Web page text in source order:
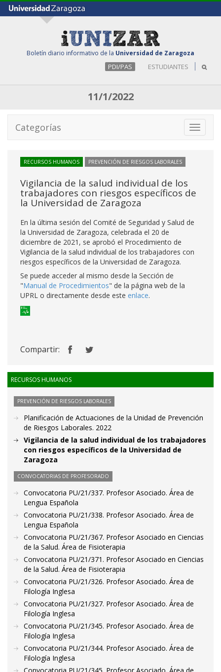
Boletín diario informativo de la Universidad de Zaragoza
PDI/PAS ESTUDIANTES
11/1/2022
Toggle
Categorías
RECURSOS HUMANOS PREVENCIÓN DE RIESGOS LABORALES
Vigilancia de la salud individual de los
trabajadores con riesgos específicos de
la Universidad de Zaragoza
En la última sesión del Comité de Seguridad y Salud de
la Universidad de Zaragoza, celebrada el 20 de
diciembre de 2021, se aprobó el Procedimiento de
Vigilancia de la salud individual de los trabajadores con
riesgos específicos de la Universidad de Zaragoza.
Se puede acceder al mismo desde la Sección de
"Manual de Procedimientos" de la página web de la
UPRL o directamente desde este enlace.
Compartir:
RECURSOS HUMANOS
PREVENCIÓN DE RIESGOS LABORALES
Planificación de Actuaciones de la Unidad de Prevención
de Riesgos Laborales. 2022
Vigilancia de la salud individual de los trabajadores
con riesgos específicos de la Universidad de
Zaragoza
CONVOCATORIAS DE PROFESORADO
Convocatoria PU/21/337. Profesor Asociado. Área de
Lengua Española
Convocatoria PU/21/338. Profesor Asociado. Área de
Lengua Española
Convocatoria PU/21/367. Profesor Asociado en Ciencias
de la Salud. Área de Fisioterapia
Convocatoria PU/21/371. Profesor Asociado en Ciencias
de la Salud. Área de Fisioterapia
Convocatoria PU/21/326. Profesor Asociado. Área de
Filología Inglesa
Convocatoria PU/21/327. Profesor Asociado. Área de
Filología Inglesa
Convocatoria PU/21/345. Profesor Asociado. Área de
Filología Inglesa
Convocatoria PU/21/344. Profesor Asociado. Área de
Filología Inglesa